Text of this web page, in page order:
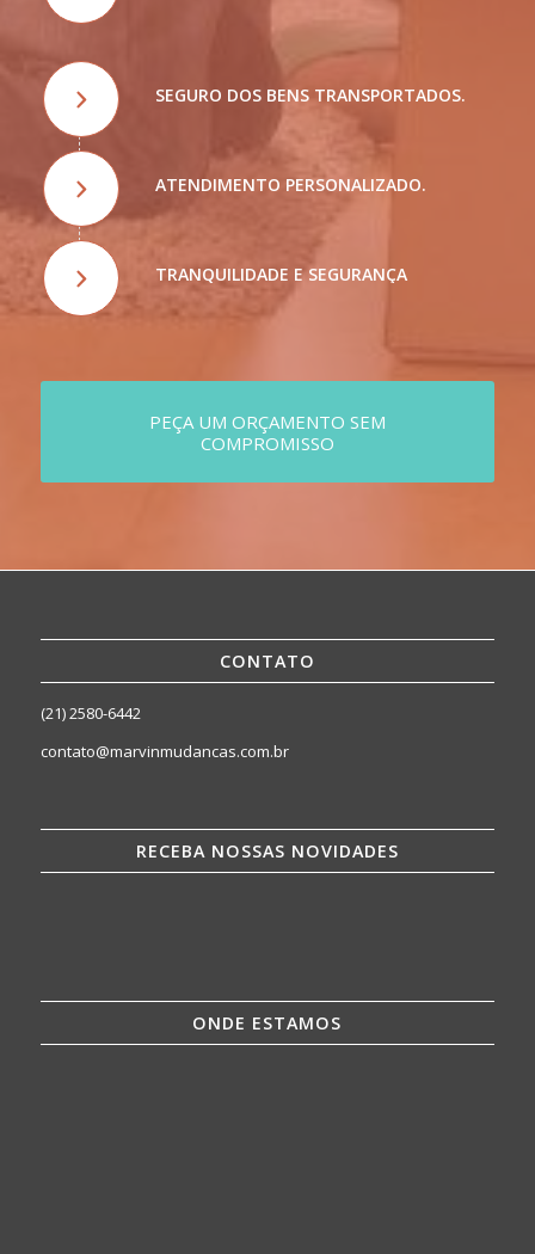
SEGURO DOS BENS TRANSPORTADOS.
ATENDIMENTO PERSONALIZADO.
TRANQUILIDADE E SEGURANÇA
PEÇA UM ORÇAMENTO SEM
COMPROMISSO
CONTATO
(21) 2580-6442
contato@marvinmudancas.com.br
RECEBA NOSSAS NOVIDADES
ONDE ESTAMOS